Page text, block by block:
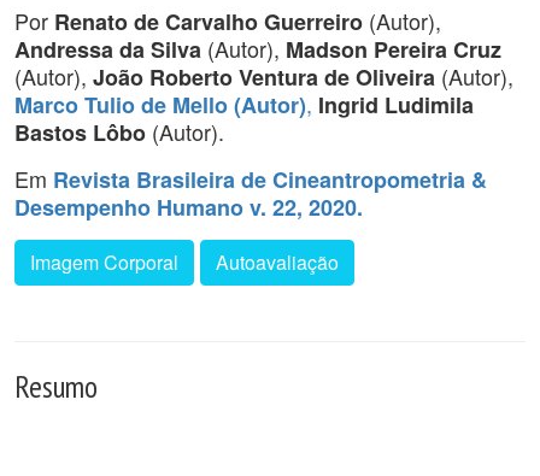
Por Renato de Carvalho Guerreiro (Autor),
Andressa da Silva (Autor), Madson Pereira Cruz
(Autor), João Roberto Ventura de Oliveira (Autor),
Marco Tulio de Mello (Autor), Ingrid Ludimila
Bastos Lôbo (Autor).
Em Revista Brasileira de Cineantropometria &
Desempenho Humano v. 22, 2020.
Imagem Corporal Autoavaliação
Resumo